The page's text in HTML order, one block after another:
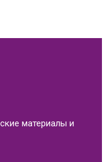
материалы и